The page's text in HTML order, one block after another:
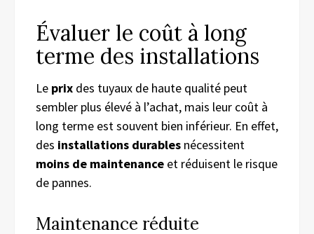
Évaluer le coût à long
terme des installations
Le prix des tuyaux de haute qualité peut
sembler plus élevé à l’achat, mais leur coût à
long terme est souvent bien inférieur. En effet,
des installations durables nécessitent
moins de maintenance et réduisent le risque
de pannes.
Maintenance réduite